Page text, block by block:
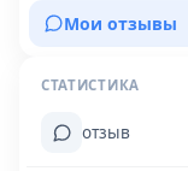
Мои отзывы
СТАТИСТИКА
отзыв